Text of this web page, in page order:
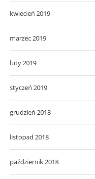
kwiecień 2019
marzec 2019
luty 2019
styczeń 2019
grudzień 2018
listopad 2018
październik 2018